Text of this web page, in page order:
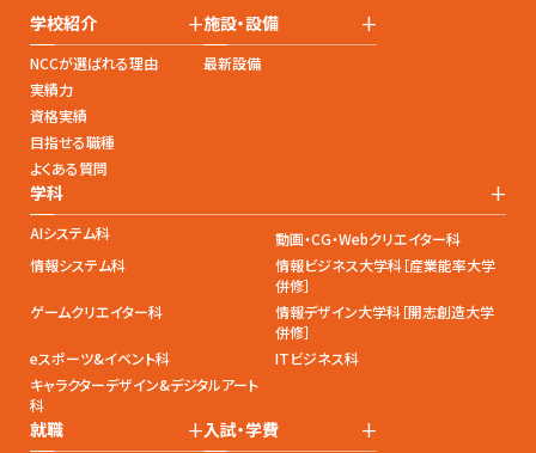
学校紹介 +
NCCが選ばれる理由
実績力
資格実績
目指せる職種
よくある質問
施設・設備 +
最新設備
学科 +
AIシステム科
動画・CG・Webクリエイター科
情報システム科
情報ビジネス大学科［産業能率大学
併修］
ゲームクリエイター科
情報デザイン大学科［開志創造大学
併修］
eスポーツ&イベント科
ITビジネス科
キャラクターデザイン&デジタルアート
科
就職 +入試・学費 +